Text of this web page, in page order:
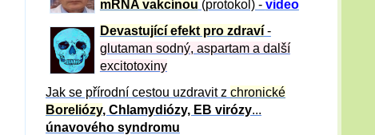
mRNA vakcínou (protokol) - video
Devastující efekt pro zdraví-
glutaman sodný, aspartam a další
excitotoxiny
Jak se přírodní cestou uzdravit z chronické
Boreliózy, Chlamydiózy, EB virózy...
únavového syndromu